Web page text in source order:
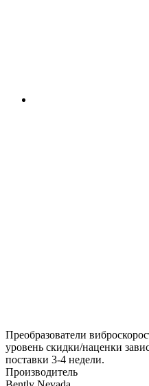
Преобразователи
уровень скидки/наценки
поставки 3-4 недели.
Производитель